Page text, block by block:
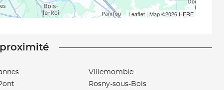
Leaflet| Map ©2026 HERE
proximité
Villemomble
Rosny-sous-Bois